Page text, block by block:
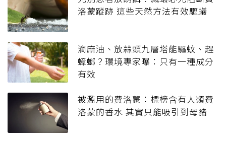
洛蒙蹤跡 這些天然方法有效驅蟻
滴麻油、放蒜頭九層塔能驅蚊、趕
蟑螂？環境專家曝：只有一種成分
有效
被濫用的費洛蒙：標榜含有人類費
洛蒙的香水 其實只能吸引到母豬